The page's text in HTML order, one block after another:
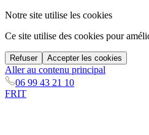
Notre site utilise les cookies
Ce site utilise des cookies pour
Refuser Accepter les cookies
Aller au contenu principal
06 99 43 21 10
FRIT